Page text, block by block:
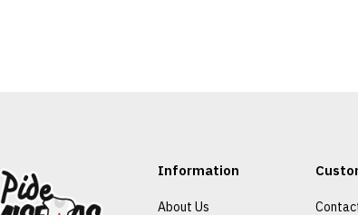
Information
About Us